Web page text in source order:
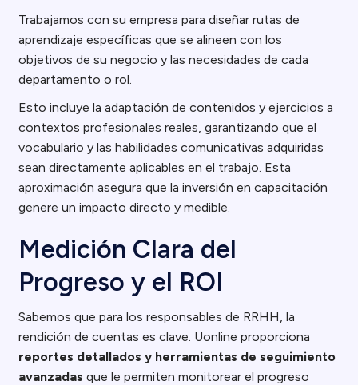
Trabajamos con su empresa para diseñar rutas de
aprendizaje específicas que se alineen con los
objetivos de su negocio y las necesidades de cada
departamento o rol.
Esto incluye la adaptación de contenidos y ejercicios a
contextos profesionales reales, garantizando que el
vocabulario y las habilidades comunicativas adquiridas
sean directamente aplicables en el trabajo. Esta
aproximación asegura que la inversión en capacitación
genere un impacto directo y medible.
Medición Clara del
Progreso y el ROI
Sabemos que para los responsables de RRHH, la
rendición de cuentas es clave. Uonline proporciona
reportes detallados y herramientas de seguimiento
avanzadas que le permiten monitorear el progreso